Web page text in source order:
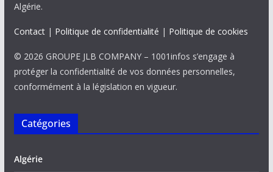
Algérie.
Contact| Politique de confidentialité | Politique de cookies
© 2026 GROUPE JLB COMPANY – 1001infos s’engage à
protéger la confidentialité de vos données personnelles,
conformément à la législation en vigueur.
Catégories
Algérie